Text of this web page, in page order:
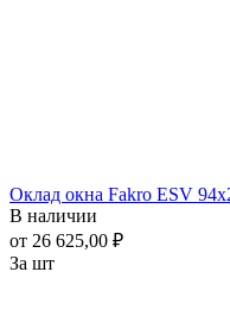
Оклад окна Fakro ESV
В наличии
от 26 625,00 ₽
За шт